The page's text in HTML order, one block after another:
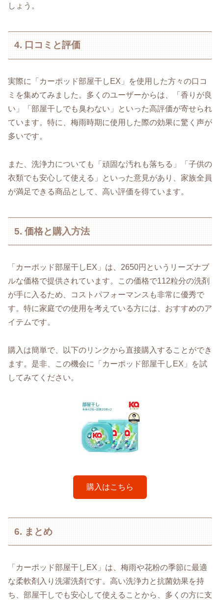
しょう。
4. 口コミと評価
実際に「カーポッド部屋干しEX」を使用した方々の口コ
ミを集めてみました。多くのユーザーからは、「香りが良
い」「部屋干しでも臭わない」といった高評価が寄せられ
ています。特に、梅雨時期に使用した際の効果に驚く声が
多いです。
また、洗浄力についても「頑固な汚れも落ちる」「子供の
衣類でも安心して使える」といった意見があり、家族全員
が満足できる商品として、高い評価を得ています。
5. 価格と購入方法
「カーポッド部屋干しEX」は、2650円というリーズナブ
ルな価格で提供されています。この価格で112粒分の洗剤
が手に入るため、コストパフォーマンスも非常に優秀で
す。特に家庭での使用を考えている方には、おすすめのア
イテムです。
購入は簡単で、以下のリンクから直接購入することができ
ます。是非、この機会に「カーポッド部屋干しEX」を試
してみてください。
購入はこちら
6. まとめ
「カーポッド部屋干しEX」は、梅雨や花粉の季節に最適
な柔軟剤入り洗濯洗剤です。高い洗浄力と抗菌効果を持
ち、部屋干しでも安心して使えることから、多くの方に支